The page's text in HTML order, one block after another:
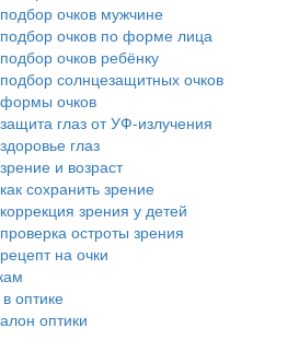
подбор очков мужчине
подбор очков по форме лица
подбор очков ребёнку
подбор солнцезащитных очков
формы очков
защита глаз от УФ-излучения
здоровье глаз
зрение и возраст
как сохранить зрение
коррекция зрения у детей
проверка остроты зрения
рецепт на очки
оптике
оптики